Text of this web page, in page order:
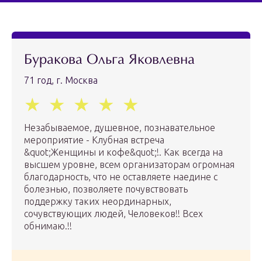
Буракова Ольга Яковлевна
71 год, г. Москва
Незабываемое, душевное, познавательное
мероприятие - Клубная встреча
&quot;Женщины и кофе&quot;!. Как всегда на
высшем уровне, всем организаторам огромная
благодарность, что не оставляете наедине с
болезнью, позволяете почувствовать
поддержку таких неординарных,
сочувствующих людей, Человеков!! Всех
обнимаю.!!